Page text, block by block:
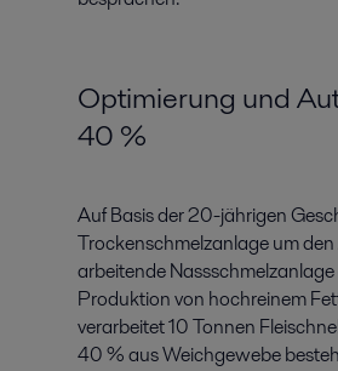
Optimierung und
40 %
Auf Basis der 20-jährigen
Trockenschmelzanlage um
arbeitende
Produktion von hochreinem
verarbeitet 10 Tonnen
40 % aus Weichgewebe